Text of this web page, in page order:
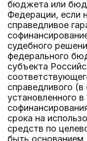
бюджета или
Федерации, если
справедливое
судебного
федерального
субъекта
справедливого
установленного
срока на
средств по
быть основанием